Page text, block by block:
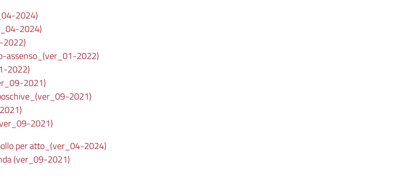
2024)
2024)
2022)
assenso_(ver_01-2022)
2022)
2021)
2021)
2021)
per atto_(ver_04-2024)
(ver_09-2021)